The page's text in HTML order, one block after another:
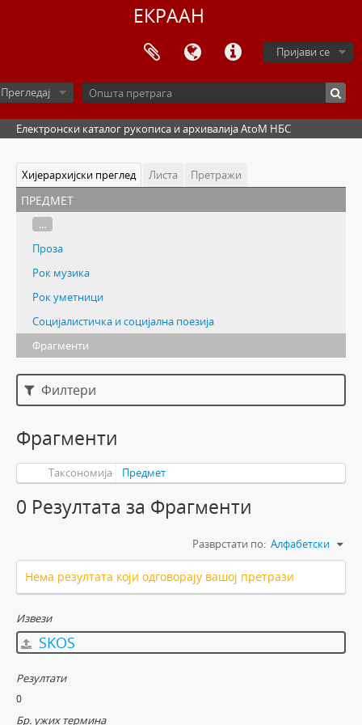
ЕКРААН
Пријави се
Прегледај
Електронски каталог рукописа и архивалија AtoM НБС
Хијерархијски преглед Листа Претражи
предмет
...
Проза
Рок музика
Рок уметници
Социјалистичка и социјална поезија
Фрагменти
Филтери
Фрагменти
Таксономија Предмет
0 Резултатa за Фрагменти
Разврстати по: Алфабетски
Нема резултата који одговорају вашој претрази
Извези
SKOS
Резултати
0
Бр. ужих термина